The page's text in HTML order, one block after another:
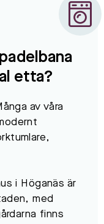
etta?
av våra
i Höganäs är
med
finns